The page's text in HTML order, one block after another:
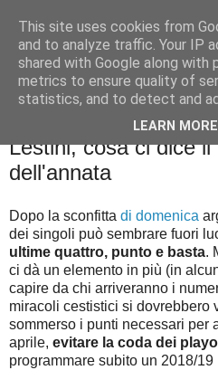
Palla al
lunedì 26 marzo 2018
St.Sal.Stats: Da
Lestini, cosa ci dice
dell'annata
Dopo la sconfitta di domenica
dei singoli può sembrare fuori
ultime quattro, punto e basta.
ci dà un elemento in più (in
capire da chi arriveranno i
miracoli cestistici si dovrebbero
sommerso i punti necessari per
aprile, evitare la coda dei
programmare subito un 2018/
This site uses cookies from
and to analyze traffic. Your IP
shared with Google along with
metrics to ensure quality of
statistics, and to detect and
LEARN MORE